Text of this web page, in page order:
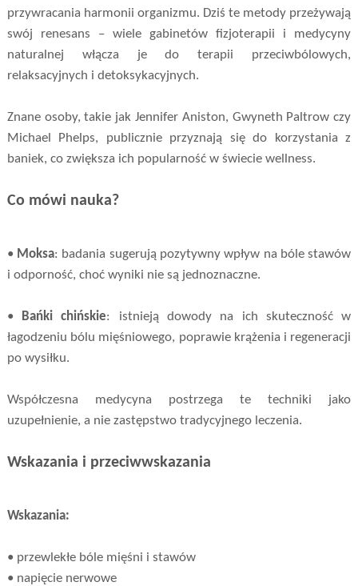
przywracania harmonii organizmu. Dziś te metody przeżywają
swój renesans – wiele gabinetów fizjoterapii i medycyny
naturalnej włącza je do terapii przeciwbólowych,
relaksacyjnych i detoksykacyjnych.
Znane osoby, takie jak Jennifer Aniston, Gwyneth Paltrow czy
Michael Phelps, publicznie przyznają się do korzystania z
baniek, co zwiększa ich popularność w świecie wellness.
Co mówi nauka?
• Moksa: badania sugerują pozytywny wpływ na bóle stawów
i odporność, choć wyniki nie są jednoznaczne.
• Bańki chińskie: istnieją dowody na ich skuteczność w
łagodzeniu bólu mięśniowego, poprawie krążenia i regeneracji
po wysiłku.
Współczesna medycyna postrzega te techniki jako
uzupełnienie, a nie zastępstwo tradycyjnego leczenia.
Wskazania i przeciwwskazania
Wskazania:
• przewlekłe bóle mięśni i stawów
• napięcie nerwowe